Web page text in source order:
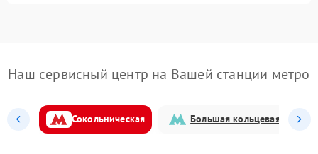
Наш сервисный центр на Вашей станции метро
Сокольническая Большая кольцевая